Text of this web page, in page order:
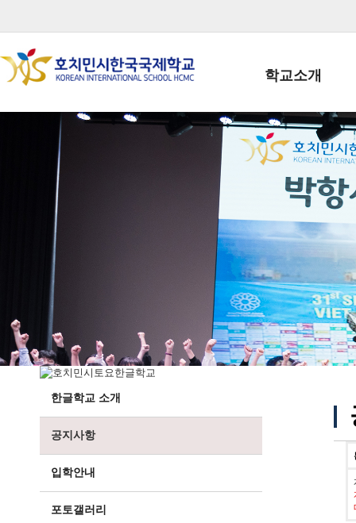
학교소개
학교장인사말
학생회장인사말
학교상징
학교 CI
교직원현황
학생현황
위치/전화
전경사진
한글학교 소개
공지사항
입학안내
포토갤러리